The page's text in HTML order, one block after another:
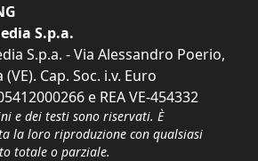
S.p.a.
S.p.a. - Via Alessandro Poerio,
Cap. Soc. i.v. Euro
e REA VE-454332
e dei testi sono riservati. È
la loro riproduzione con qualsiasi
totale o parziale.